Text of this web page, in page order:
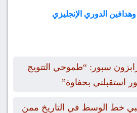
الدوري الإنجليزي
سبور: “طموحي التتويج
استقبلني بحفاوة”
خط الوسط في التاريخ ممن